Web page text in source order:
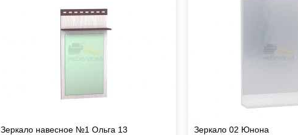
Зеркало навесное №1 Ольга 13 Зеркало 02 Юнона